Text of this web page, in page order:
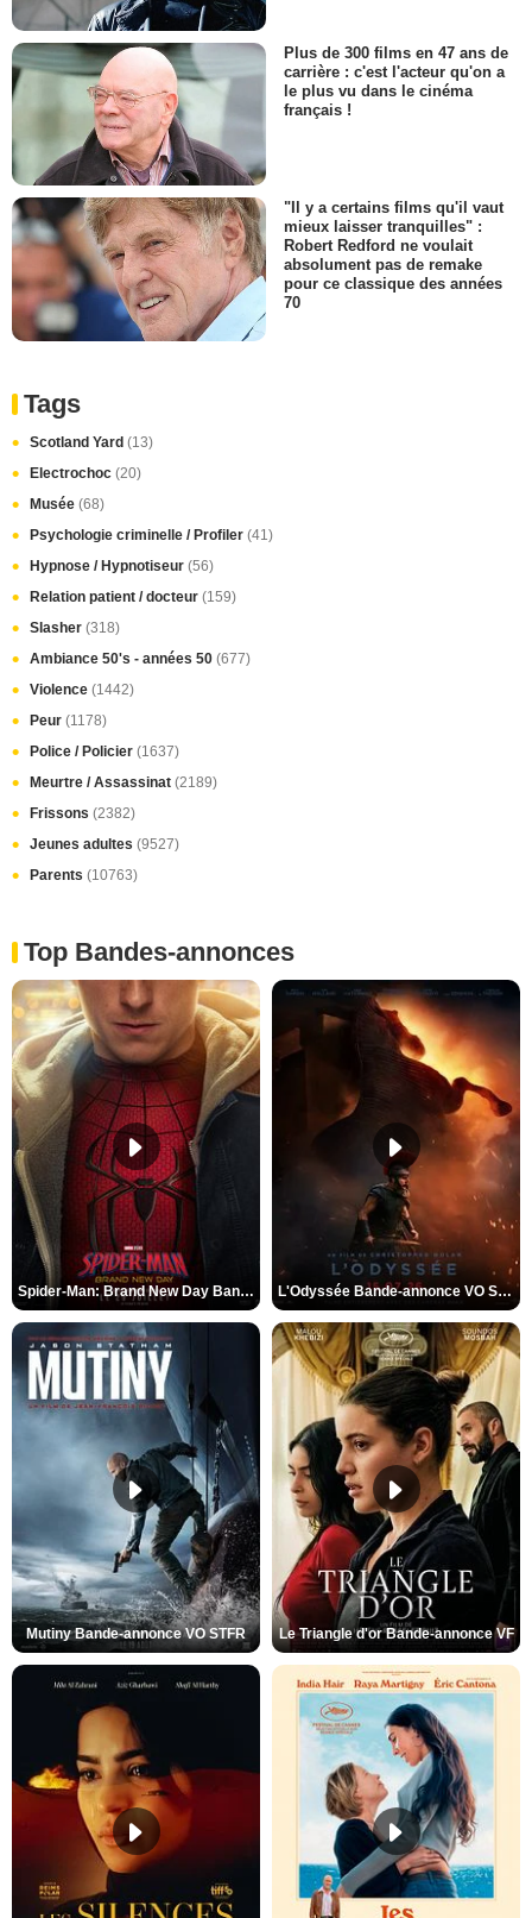
Plus de 300 films en 47 ans de
carrière : c'est l'acteur qu'on a
le plus vu dans le cinéma
français !
"Il y a certains films qu'il vaut
mieux laisser tranquilles" :
Robert Redford ne voulait
absolument pas de remake
pour ce classique des années
70
Tags
Scotland Yard (13)
Electrochoc (20)
Musée (68)
Psychologie criminelle / Profiler (41)
Hypnose / Hypnotiseur (56)
Relation patient / docteur (159)
Slasher (318)
Ambiance 50's - années 50 (677)
Violence (1442)
Peur (1178)
Police / Policier (1637)
Meurtre / Assassinat (2189)
Frissons (2382)
Jeunes adultes (9527)
Parents (10763)
Top Bandes-annonces
Spider-Man: Brand New Day Bande-annonce VO STFR L'Odyssée Bande-annonce VO STFR
Mutiny Bande-annonce VO STFR Le Triangle d'or Bande-annonce VF